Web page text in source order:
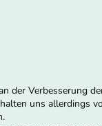
der Verbesserung
uns allerdings